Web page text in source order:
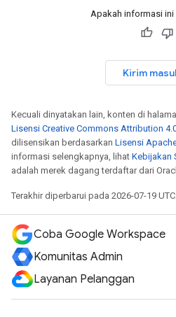
Apakah informasi ini
Kirim
Kecuali dinyatakan lain, konten di
Lisensi Creative Commons Attribution
dilisensikan berdasarkan Lisensi
informasi selengkapnya, lihat Kebijakan
adalah merek dagang terdaftar dari
Terakhir diperbarui pada 2026-07-19
Coba Google Workspace
Komunitas Admin
Layanan Pelanggan